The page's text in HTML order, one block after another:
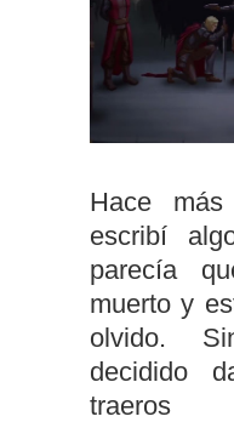
Hace
escribí
parecía
muerto y
olvido.
decidido